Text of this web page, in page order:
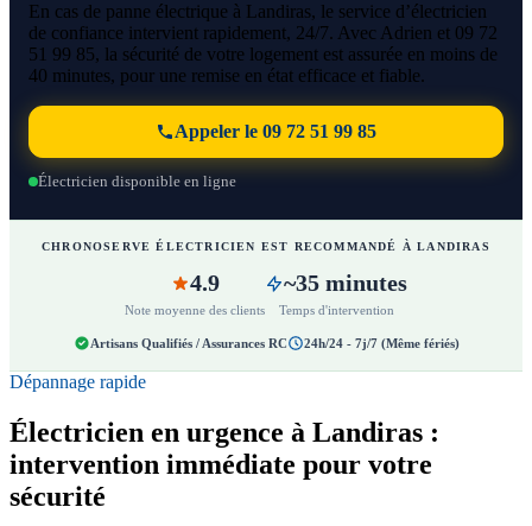
En cas de panne électrique à Landiras, le service d’électricien
de confiance intervient rapidement, 24/7. Avec Adrien et 09 72
51 99 85, la sécurité de votre logement est assurée en moins de
40 minutes, pour une remise en état efficace et fiable.
Appeler le 09 72 51 99 85
Électricien disponible en ligne
CHRONOSERVE ÉLECTRICIEN EST RECOMMANDÉ À LANDIRAS
4.9
Note moyenne des clients
~35 minutes
Temps d'intervention
Artisans Qualifiés / Assurances RC 24h/24 - 7j/7 (Même fériés)
Dépannage rapide
Électricien en urgence à Landiras :
intervention immédiate pour votre
sécurité